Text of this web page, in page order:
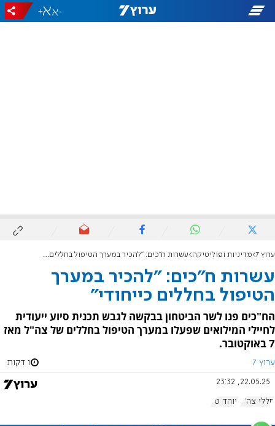
-
+
ערוץ 7 מדיניות ופוליטיקה עשרות ח"כים: "להכיר במערך הטיפול בחללים כייחודי"
עשרות ח"כים: "להכיר במערך
הטיפול בחללים כייחודי"
הח"כים פנו לשר הביטחון בבקשה לגבש תכנית סיוע ייעודית
לחיילי המילואים שפעלו במערך הטיפול בחללים של צה"ל מאז
7 באוקטובר.
ערוץ 7 1 דקות
22.05.25, 23:32
חללי צה"ל אוהד טל